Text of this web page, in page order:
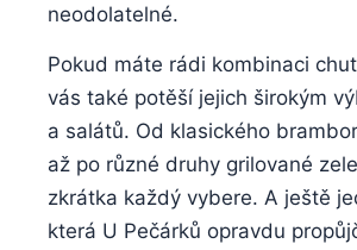
neodolatelné.
Pokud máte rádi kombinaci
vás také‌ potěší jejich širokým⁢
a ⁤salátů. Od klasického
až po různé ⁤druhy grilované
‍zkrátka každý vybere. A ještě
⁤která U Pečárků opravdu